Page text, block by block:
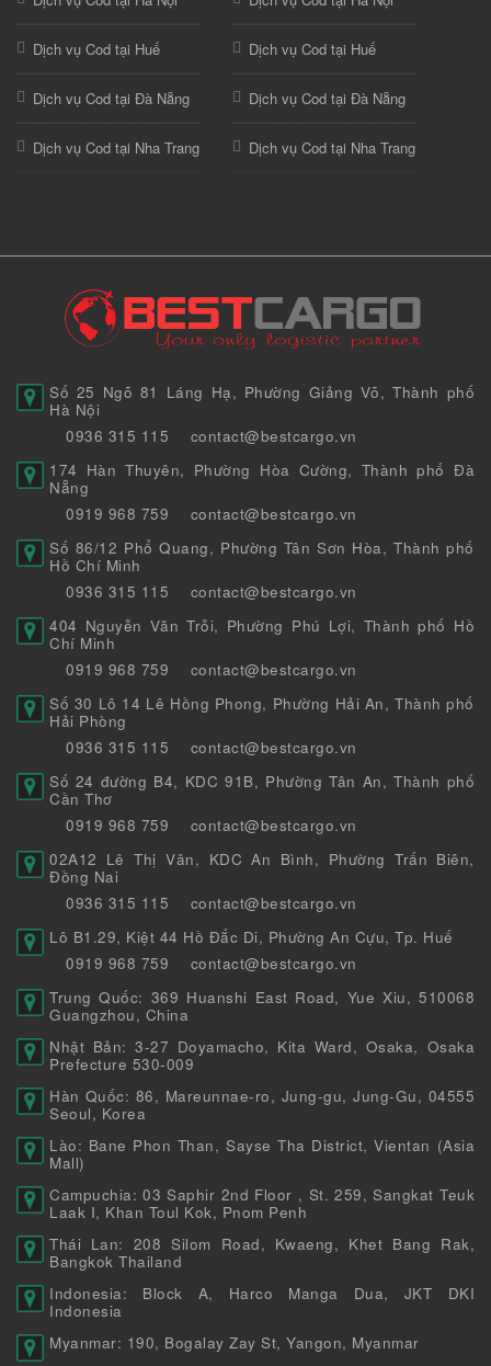
Dịch vụ Cod tại Huế
Dịch vụ Cod tại Đà Nẵng
Dịch vụ Cod tại Nha Trang
Dịch vụ Cod tại Huế
Dịch vụ Cod tại Đà Nẵng
Dịch vụ Cod tại Nha Trang
Số 25 Ngõ 81 Láng Hạ, Phường Giảng Võ, Thành phố
Hà Nội
0936 315 115
contact@bestcargo.vn
174 Hàn Thuyên, Phường Hòa Cường, Thành phố Đà
Nẵng
0919 968 759
contact@bestcargo.vn
Số 86/12 Phổ Quang, Phường Tân Sơn Hòa, Thành phố
Hồ Chí Minh
0936 315 115
contact@bestcargo.vn
404 Nguyễn Văn Trỗi, Phường Phú Lợi, Thành phố Hồ
Chí Minh
0919 968 759
contact@bestcargo.vn
Số 30 Lô 14 Lê Hồng Phong, Phường Hải An, Thành phố
Hải Phòng
0936 315 115
contact@bestcargo.vn
Số 24 đường B4, KDC 91B, Phường Tân An, Thành phố
Cần Thơ
0919 968 759
contact@bestcargo.vn
02A12 Lê Thị Vân, KDC An Bình, Phường Trấn Biên,
Đồng Nai
0936 315 115
contact@bestcargo.vn
Lô B1.29, Kiệt 44 Hồ Đắc Di, Phường An Cựu, Tp. Huế
0919 968 759
contact@bestcargo.vn
Trung Quốc: 369 Huanshi East Road, Yue Xiu, 510068
Guangzhou, China
Nhật Bản: 3-27 Doyamacho, Kita Ward, Osaka, Osaka
Prefecture 530-009
Hàn Quốc: 86, Mareunnae-ro, Jung-gu, Jung-Gu, 04555
Seoul, Korea
Lào: Bane Phon Than, Sayse Tha District, Vientan (Asia
Mall)
Campuchia: 03 Saphir 2nd Floor , St. 259, Sangkat Teuk
Laak I, Khan Toul Kok, Pnom Penh
Thái Lan: 208 Silom Road, Kwaeng, Khet Bang Rak,
Bangkok Thailand
Indonesia: Block A, Harco Manga Dua, JKT DKI
Indonesia
Myanmar: 190, Bogalay Zay St, Yangon, Myanmar